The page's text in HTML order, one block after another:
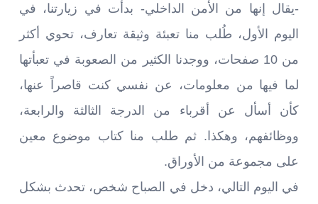
-يقال إنها من الأمن الداخلي- بدأت في زيارتنا، في
اليوم الأول، طُلب منا تعبئة وثيقة تعارف، تحوي أكثر
من 10 صفحات، ووجدنا الكثير من الصعوبة في تعبأتها
لما فيها من معلومات، عن نفسي كنت قاصراً عنها،
كأن أسأل عن أقرباء من الدرجة الثالثة والرابعة،
ووظائفهم، وهكذا. ثم طلب منا كتاب موضوع معين
على مجموعة من الأوراق.
في اليوم التالي، دخل في الصباح شخص، تحدث بشكل